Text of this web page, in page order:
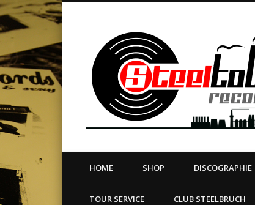
LABEL | MERCH | PRINT | DIY | FANZINE |
VimeoDribble LinkedIn
HOME SHOP DISCOGRAPHIE
TOUR SERVICE CLUB STEELBRUCH